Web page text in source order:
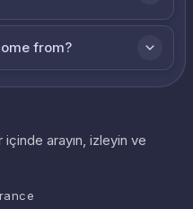
from?
içinde arayın, izleyin ve